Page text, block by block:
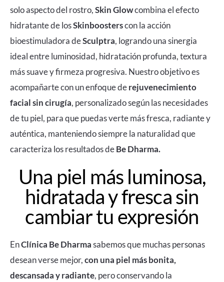
solo aspecto del rostro,Skin Glowcombina el efecto
hidratante de losSkinboosterscon la acción
bioestimuladora deSculptra, logrando una sinergia
ideal entre luminosidad, hidratación profunda, textura
más suave y firmeza progresiva. Nuestro objetivo es
acompañarte con un enfoque derejuvenecimiento
facial sin cirugía, personalizado según las necesidades
de tu piel, para que puedas verte más fresca, radiante y
auténtica, manteniendo siempre la naturalidad que
caracteriza los resultados deBe Dharma.
Una piel más luminosa,
hidratada y fresca sin
cambiar tu expresión
EnClínica Be Dharmasabemos que muchas personas
desean verse mejor,con una piel más bonita,
descansada y radiante, pero conservando la